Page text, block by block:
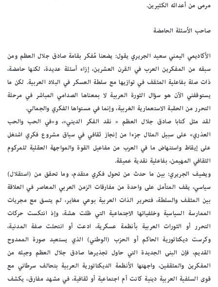
مرمى من أعدائه الكثيرين.
صاحب الأسئلة الحامضة
الأكاديمي اليمني سعيد الجريري يقول: يضعنا مُفكر بقامة صادق جلال العظم ومن
سبقه من المفكرين العرب في القرن العشرين، إزاء أسئلة عديدة، لكنها حامضة،
ذات صلة بفاعلية المثقف في توازيها مع سلطة العسكر في البلاد العربية. لكن ما
يستوقفني الآن هو سؤال الثورة العربية لا بمعناها الصدامي المباشر في مرحلة
التحرر من الحقبة الاستعمارية الغربية، وإنما في مستواها الفكري والجمالي.
لقد مثل كتابا صادق جلال العظم « نقد الفكر الديني»، و»في الحب والحب
العذري» على سبيل المثال جزءا من إنجاز ثقافي في سياق مشروع فكري اشتغل
على إيقاظ واستنهاض ما في العرب من مفاعيل القوة والمواجهة العقلية للمركوم
الثقافي المهيمن، بفاعلية نقدية عميقة.
ويضيف الجريري: بين ما حدث من تحول فكري متقدم، وما تحقق من (استقلال)
سياسي، يقف المتأمل على واحدة من مفارقات الزمن العربي المعاصر في العلاقة
بين المثقف والسلطة، فتحرير الذات العربية بوعي مغاير، لم يتسق مع مجريات
الممارسة السياسية وخلفياتها الاجتماعية التي ظلت هشة، وإذ انتكست حركات
التحرر أو الثورات العربية بأنظمة عسكرية، ادعت أو انتحلت صفة المدنية،
وكرست ديكتاتورية الحاكم أو الحزب (الوطني) الذي يستعيد صورة الممدوح
القديم، فإن البنى الجديدة التي حاول تجذيرها صادق جلال العظم وجيله من
المفكرين والمثقفين، واجهتها الأنظمة الديكتاتورية العربية بتحالف سرطاني مع
قوى السلفية العربية دينية كانت أم اجتماعية أو ثقافية، في مشهد مفارق، يكشف